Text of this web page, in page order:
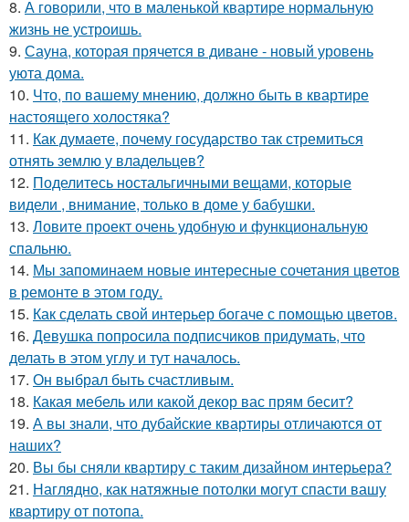
8. А говорили, что в маленькой квартире нормальную
жизнь не устроишь.
9. Сауна, которая прячется в диване - новый уровень
уюта дома.
10. Что, по вашему мнению, должно быть в квартире
настоящего холостяка?
11. Как думаете, почему государство так стремиться
отнять землю у владельцев?
12. Поделитесь ностальгичными вещами, которые
видели , внимание, только в доме у бабушки.
13. Ловите проект очень удобную и функциональную
спальню.
14. Мы запоминаем новые интересные сочетания цветов
в ремонте в этом году.
15. Как сделать свой интерьер богаче с помощью цветов.
16. Девушка попросила подписчиков придумать, что
делать в этом углу и тут началось.
17. Он выбрал быть счастливым.
18. Какая мебель или какой декор вас прям бесит?
19. А вы знали, что дубайские квартиры отличаются от
наших?
20. Вы бы сняли квартиру с таким дизайном интерьера?
21. Наглядно, как натяжные потолки могут спасти вашу
квартиру от потопа.